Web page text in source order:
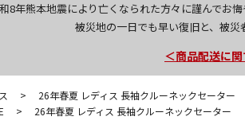
8年熊本地震により亡くなられた方々に謹んでお
被災地の一日でも早い復旧と、被災
＜商品配送に
＜夏季休暇中の
>
26年春夏 レディス 長袖クルーネックセーター
> 26年春夏 レディス 長袖クルーネックセーター